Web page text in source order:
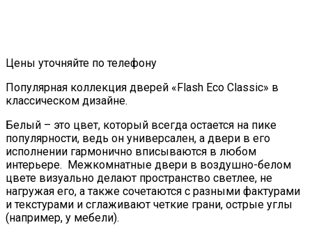
Цены уточняйте по телефону
Популярная коллекция дверей «Flash Eco Classic» в
классическом дизайне.
Белый – это цвет, который всегда остается на пике
популярности, ведь он универсален, а двери в его
исполнении гармонично вписываются в любом
интерьере. Межкомнатные двери в воздушно-белом
цвете визуально делают пространство светлее, не
нагружая его, а также сочетаются с разными фактурами
и текстурами и сглаживают четкие грани, острые углы
(например, у мебели).